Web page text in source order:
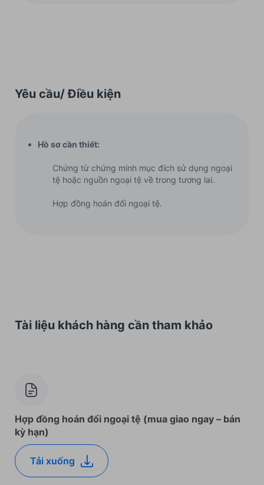
Yêu cầu/ Điều kiện
Hồ sơ cần thiết:
Chứng từ chứng minh mục đích sử dụng ngoại
tệ hoặc nguồn ngoại tệ về trong tương lai.
Hợp đồng hoán đổi ngoại tệ.
Tài liệu khách hàng cần tham khảo
Hợp đồng hoán đổi ngoại tệ (mua giao ngay – bán
kỳ hạn)
Tải xuống